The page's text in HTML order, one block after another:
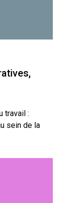
travail :
sein de la